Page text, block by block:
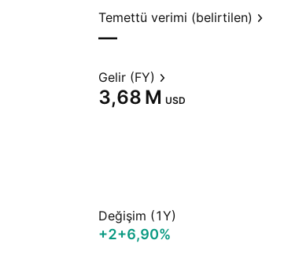
Temettü verimi (belirtilen)
—
Gelir (FY)
‪3,68 M‬ USD
Değişim (1Y)
+2+6,90%